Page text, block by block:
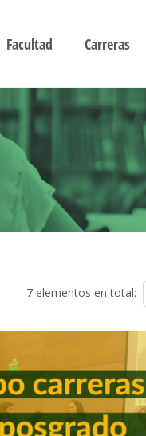
Facultad Carreras
7 elementos en total: